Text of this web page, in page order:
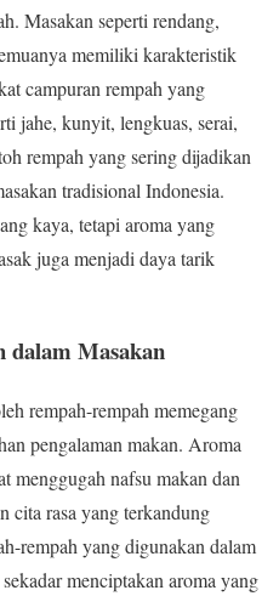
Masakan seperti rendang,
memiliki karakteristik
campuran rempah yang
jahe, kunyit, lengkuas, serai,
rempah yang sering dijadikan
tradisional Indonesia.
kaya, tetapi aroma yang
juga menjadi daya tarik
dalam Masakan
rempah-rempah memegang
pengalaman makan. Aroma
menggugah nafsu makan dan
cita rasa yang terkandung
rempah yang digunakan dalam
menciptakan aroma yang